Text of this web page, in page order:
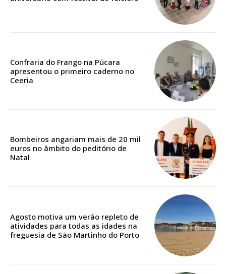
público!
Sendo assinante terá acesso a todos os conteúdos exclusivos e versões
32€
Edição em papel entregue à Quinta-feira em sua
Acesso ao conteúdo online
Acesso aos conteúdos Exclusivos para
Confraria do Frango na Púcara
apresentou o primeiro caderno no
Ceeria
Bombeiros angariam mais de 20 mil
euros no âmbito do peditório de
Natal
Agosto motiva um verão repleto de
atividades para todas as idades na
freguesia de São Martinho do Porto